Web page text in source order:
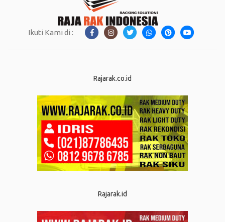
Ikuti Kami di :
Rajarak.co.id
Rajarak.id